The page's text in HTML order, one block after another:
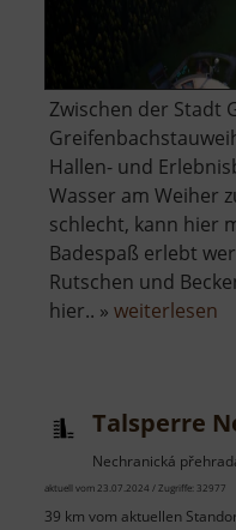
Zwischen der Stadt
Hallen- und
Wasser am Weiher
schlecht, kann hier
Badespaß erlebt
Rutschen und
hier.. » weiterlesen
Talsperre
Nechranická
aktuell vom 23.07.2024 / Zugriffe: 32977
39 km vom aktuellen